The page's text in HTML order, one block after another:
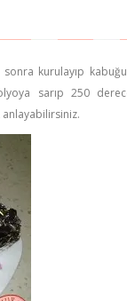
sonra kurulayıp
sarıp 250